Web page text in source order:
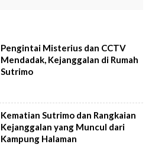
Pengintai Misterius dan CCTV
Mendadak, Kejanggalan di Rumah
Sutrimo
Kematian Sutrimo dan Rangkaian
Kejanggalan yang Muncul dari
Kampung Halaman